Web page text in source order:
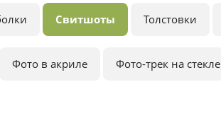
Свитшоты Толстовки
Фото в акриле Фото-трек на стекле